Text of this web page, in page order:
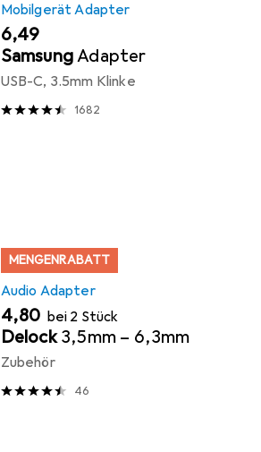
Mobilgerät Adapter
EUR
6,49
SamsungAdapter
USB-C, 3.5mm Klinke
1682
MENGENRABATT
Audio Adapter
EUR
4,80 bei 2 Stück
Delock 3,5mm – 6,3mm
Zubehör
46